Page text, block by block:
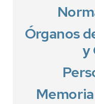
Órganos
y